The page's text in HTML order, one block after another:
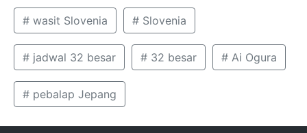
# wasit Slovenia # Slovenia
# jadwal 32 besar # 32 besar # Ai Ogura
# pebalap Jepang